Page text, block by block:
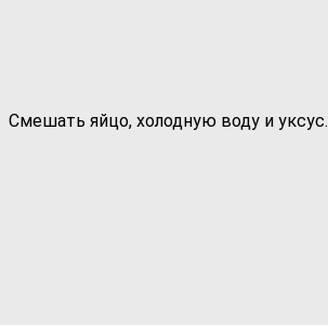
Смешать яйцо, холодную воду и уксус.